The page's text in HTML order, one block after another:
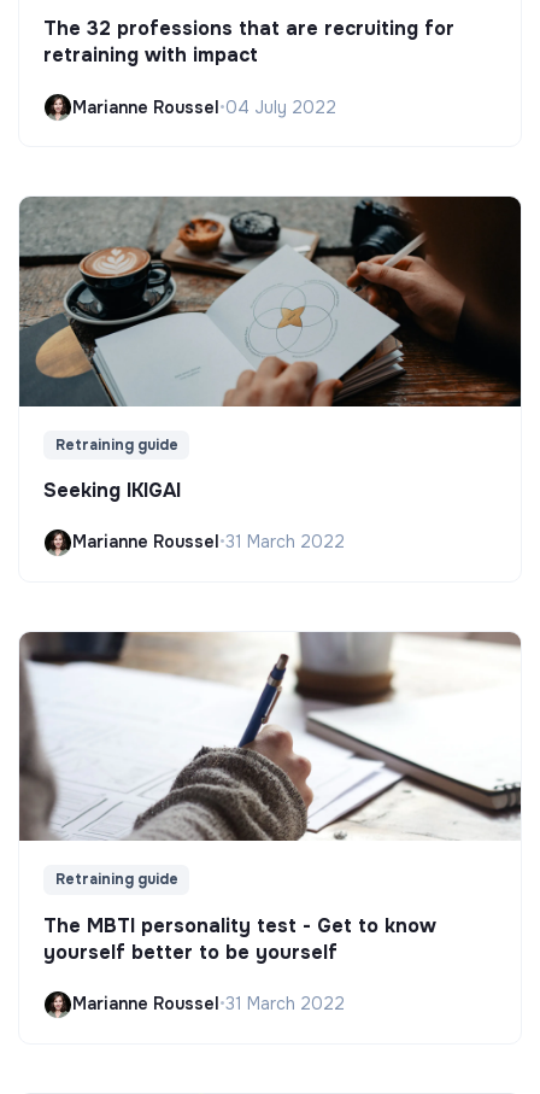
The 32 professions that are recruiting for
retraining with impact
Marianne Roussel•04 July 2022
Retraining guide
Seeking IKIGAI
Marianne Roussel •31 March 2022
Retraining guide
The MBTI personality test - Get to know
yourself better to be yourself
Marianne Roussel•31 March 2022